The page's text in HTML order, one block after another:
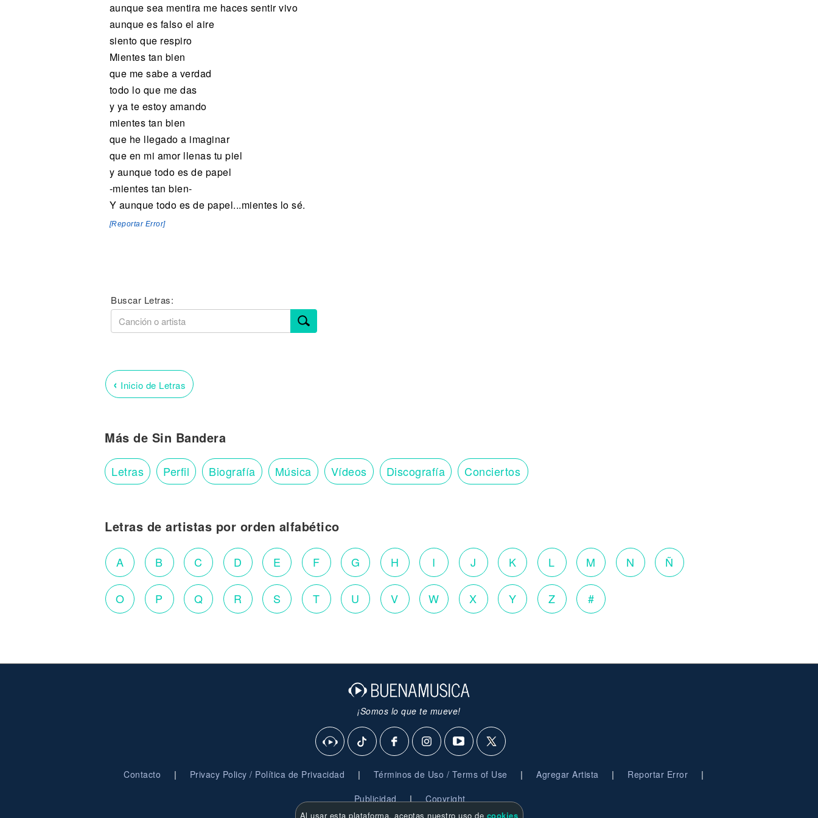
aunque sea mentira me haces sentir vivo
aunque es falso el aire
siento que respiro
Mientes tan bien
que me sabe a verdad
todo lo que me das
y ya te estoy amando
mientes tan bien
que he llegado a imaginar
que en mi amor llenas tu piel
y aunque todo es de papel
-mientes tan bien-
Y aunque todo es de papel...mientes lo sé.
[Reportar Error]
Buscar Letras:
‹ Inicio de Letras
Más de Sin Bandera
Letras Perfil Biografía Música Vídeos Discografía Conciertos
Letras de artistas por orden alfabético
A B C D E F G H I J K L M N Ñ
O P Q R S T U V W X Y Z #
¡Somos lo que te mueve!
Contacto | Privacy Policy / Política de Privacidad | Términos de Uso / Terms of Use | Agregar Artista | Reportar Error |
Publicidad | Copyright
Al usar esta plataforma, aceptas nuestro uso de cookies